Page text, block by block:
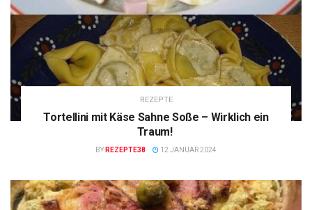
REZEPTE
Tortellini mit Käse Sahne Soße – Wirklich ein
Traum!
BY REZEPTE38 12 JANUAR 2024